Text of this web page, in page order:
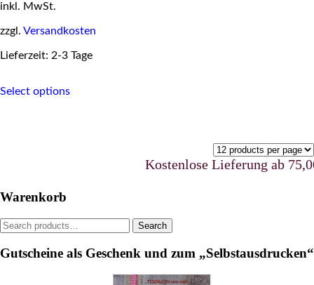
inkl. MwSt.
zzgl. Versandkosten
Lieferzeit: 2-3 Tage
Select optionsproduct
the
page
Kostenlose Lieferung ab
Warenkorb
Search
Search
Gutscheine als Geschenk und zum „Selbstausdrucken“